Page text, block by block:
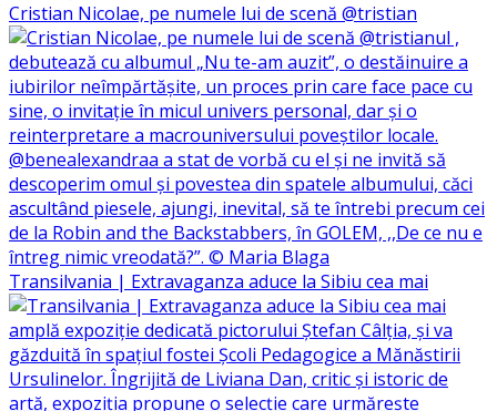
Cristian Nicolae, pe numele lui de scenă @tristian
Transilvania | Extravaganza aduce la Sibiu cea mai